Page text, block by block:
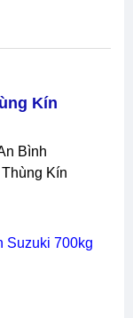
Kín
Kín